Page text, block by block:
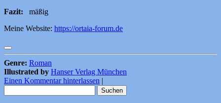
Fazit: mäßig
Meine Website: https://ortaia-forum.de
Genre: Roman
Illustrated by Hanser Verlag München
Einen Kommentar hinterlassen
nach: